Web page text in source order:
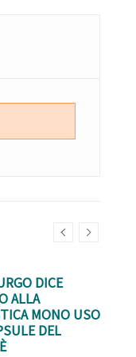
DICE
ALLA
MONO USO
DEL